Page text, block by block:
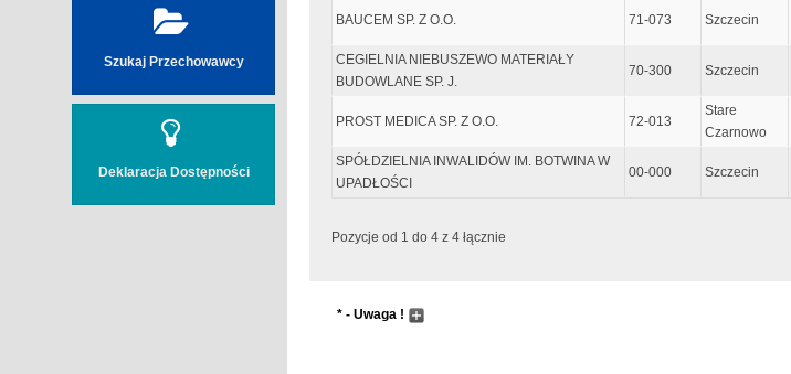
Szukaj Przechowawcy
Deklaracja Dostępności
BAUCEM SP. Z O.O. 71-073 Szczecin
CEGIELNIA NIEBUSZEWO MATERIAŁY
BUDOWLANE SP. J.
70-300 Szczecin
PROST MEDICA SP. Z O.O. 72-013
Stare
Czarnowo
SPÓŁDZIELNIA INWALIDÓW IM. BOTWINA W
UPADŁOŚCI
00-000 Szczecin
Pozycje od 1 do 4 z 4 łącznie
* - Uwaga !